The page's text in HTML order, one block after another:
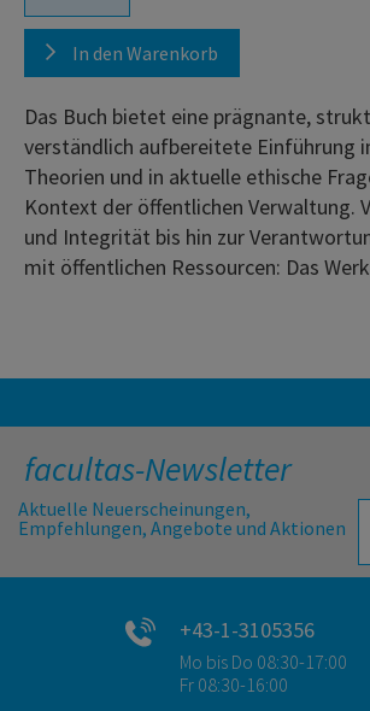
In den Warenkorb
Das Buch bietet eine prägnante,
verständlich aufbereitete Einführung
Theorien und in aktuelle ethische
Kontext der öffentlichen Verwaltung.
und Integrität bis hin zur
mit öffentlichen Ressourcen: Das Werk
facultas-Newsletter
Aktuelle Neuerscheinungen,
Empfehlungen, Angebote und Aktionen
+43-1-3105356
Mo bis Do 08:30-17:00
Fr 08:30-16:00